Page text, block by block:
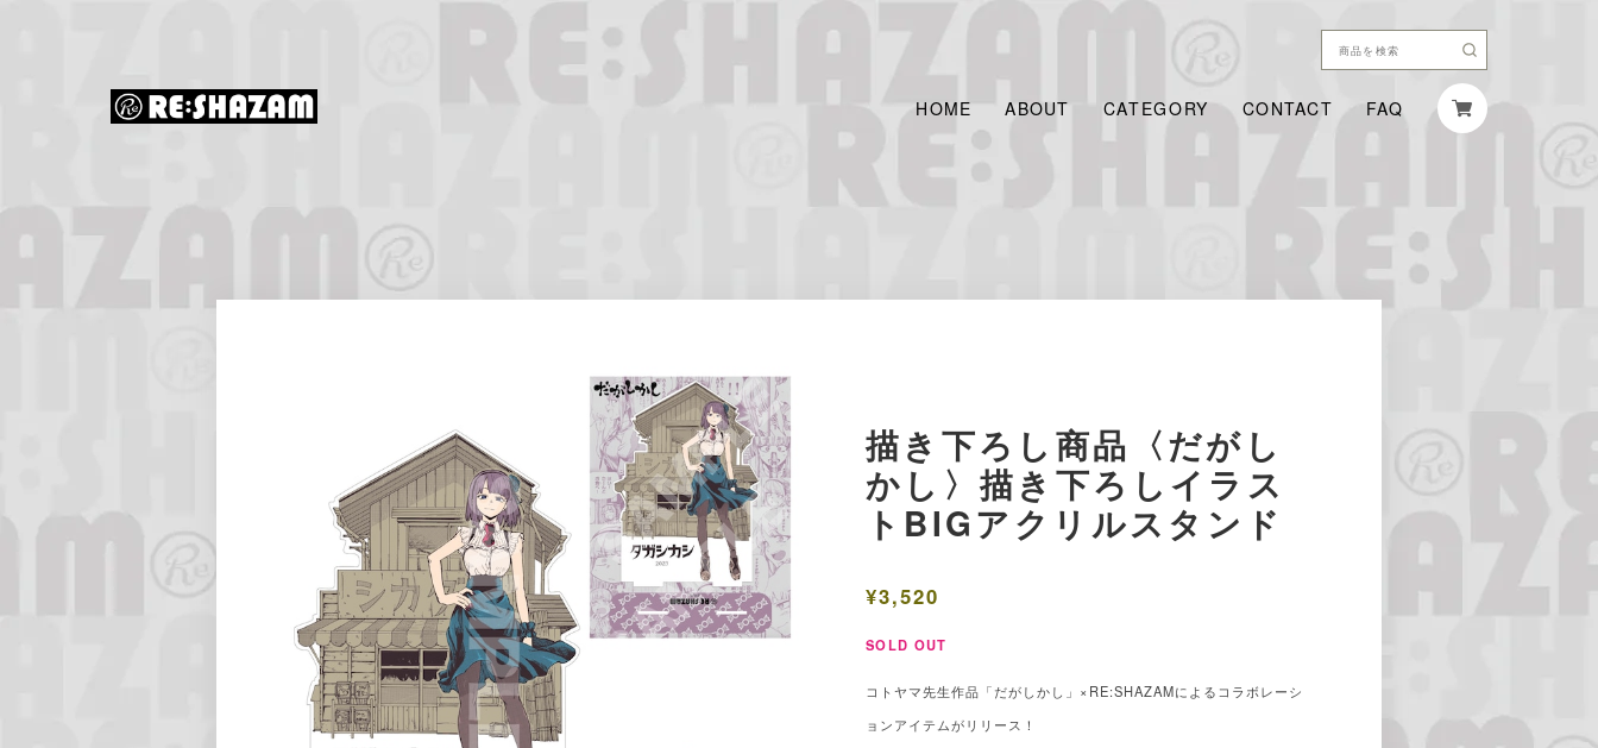
HOME ABOUT CATEGORY CONTACT FAQ
描き下ろし商品〈だがし
かし〉描き下ろしイラス
トBIGアクリルスタンド
¥3,520
SOLD OUT
コトヤマ先生作品「だがしかし」×RE:SHAZAMによるコラボレーシ
ョンアイテムがリリース！